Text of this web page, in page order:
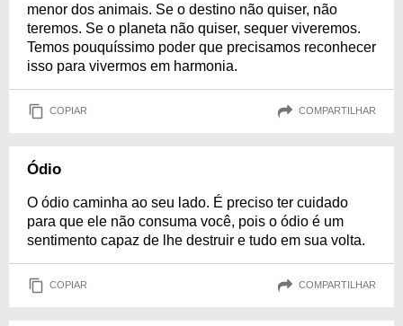
menor dos animais. Se o destino não quiser, não
teremos. Se o planeta não quiser, sequer viveremos.
Temos pouquíssimo poder que precisamos reconhecer
isso para vivermos em harmonia.
COPIAR COMPARTILHAR
Ódio
O ódio caminha ao seu lado. É preciso ter cuidado
para que ele não consuma você, pois o ódio é um
sentimento capaz de lhe destruir e tudo em sua volta.
COPIAR COMPARTILHAR